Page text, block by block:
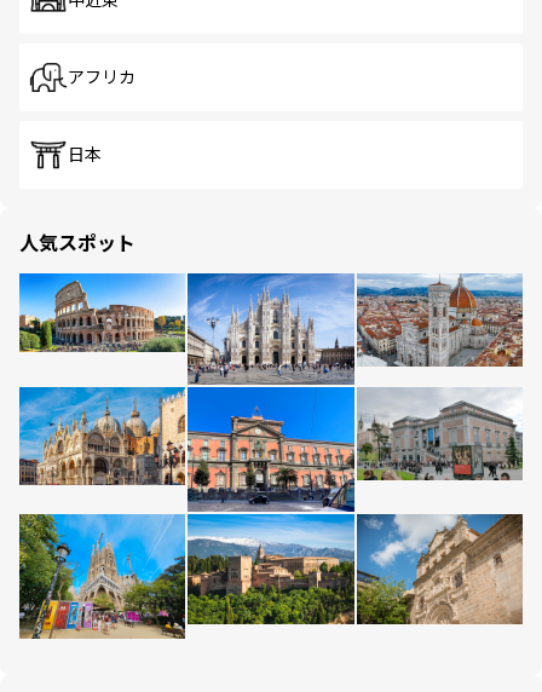
アフリカ
日本
人気スポット